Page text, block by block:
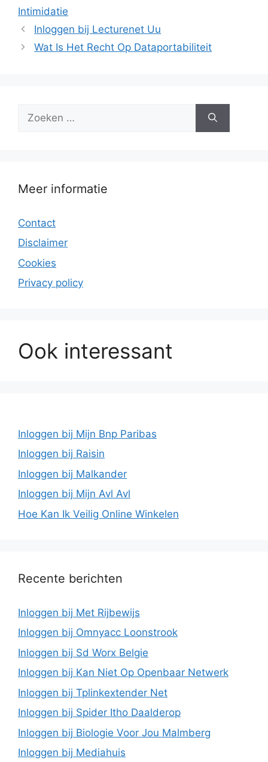
Intimidatie
Inloggen bij Lecturenet Uu
Wat Is Het Recht Op Dataportabiliteit
naar:
Meer informatie
Contact
Disclaimer
Cookies
Privacy policy
Ook interessant
Inloggen bij Mijn Bnp Paribas
Inloggen bij Raisin
Inloggen bij Malkander
Inloggen bij Mijn Avl Avl
Hoe Kan Ik Veilig Online Winkelen
Recente berichten
Inloggen bij Met Rijbewijs
Inloggen bij Omnyacc Loonstrook
Inloggen bij Sd Worx Belgie
Inloggen bij Kan Niet Op Openbaar Netwerk
Inloggen bij Tplinkextender Net
Inloggen bij Spider Itho Daalderop
Inloggen bij Biologie Voor Jou Malmberg
Inloggen bij Mediahuis